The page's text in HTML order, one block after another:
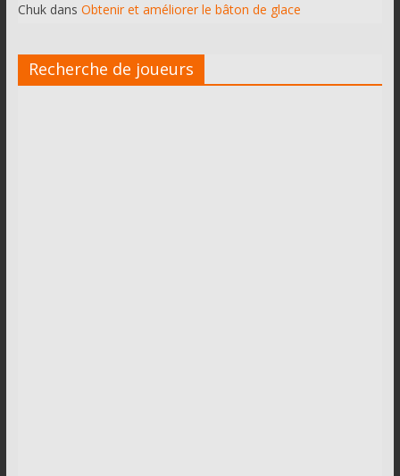
Chukdans Obtenir et améliorer le bâton de glace
Recherche de joueurs